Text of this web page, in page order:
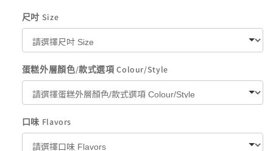
減
少
尺吋 Size
蛋糕外層顏色/款式選項 Colour/Style
口味 Flavors